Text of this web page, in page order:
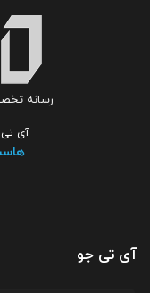
رسانه
آی
آی تی جو